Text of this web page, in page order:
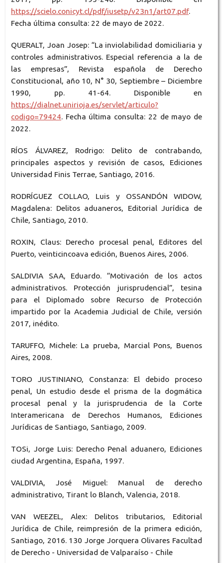
https://scielo.conicyt.cl/pdf/iusetp/v23n1/art07.pdf.
Fecha última consulta: 22 de mayo de 2022.
QUERALT, Joan Josep: “La inviolabilidad domiciliaria y
controles administrativos. Especial referencia a la de
las empresas”, Revista española de Derecho
Constitucional, año 10, N° 30, Septiembre – Diciembre
1990, pp. 41-64. Disponible en
https://dialnet.unirioja.es/servlet/articulo?
codigo=79424. Fecha última consulta: 22 de mayo de
2022.
RÍOS ÁLVAREZ, Rodrigo: Delito de contrabando,
principales aspectos y revisión de casos, Ediciones
Universidad Finis Terrae, Santiago, 2016.
RODRÍGUEZ COLLAO, Luis y OSSANDÓN WIDOW,
Magdalena: Delitos aduaneros, Editorial Jurídica de
Chile, Santiago, 2010.
ROXIN, Claus: Derecho procesal penal, Editores del
Puerto, veinticincoava edición, Buenos Aires, 2006.
SALDIVIA SAA, Eduardo. “Motivación de los actos
administrativos. Protección jurisprudencial”, tesina
para el Diplomado sobre Recurso de Protección
impartido por la Academia Judicial de Chile, versión
2017, inédito.
TARUFFO, Michele: La prueba, Marcial Pons, Buenos
Aires, 2008.
TORO JUSTINIANO, Constanza: El debido proceso
penal, Un estudio desde el prisma de la dogmática
procesal penal y la jurisprudencia de la Corte
Interamericana de Derechos Humanos, Ediciones
Jurídicas de Santiago, Santiago, 2009.
TOSi, Jorge Luis: Derecho Penal aduanero, Ediciones
ciudad Argentina, España, 1997.
VALDIVIA, José Miguel: Manual de derecho
administrativo, Tirant lo Blanch, Valencia, 2018.
VAN WEEZEL, Alex: Delitos tributarios, Editorial
Jurídica de Chile, reimpresión de la primera edición,
Santiago, 2016. 130 Jorge Jorquera Olivares Facultad
de Derecho - Universidad de Valparaíso - Chile